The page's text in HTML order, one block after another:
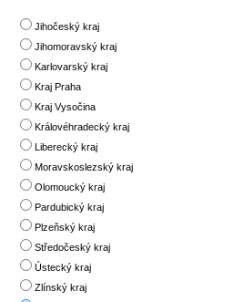
Jihočeský kraj
Jihomoravský kraj
Karlovarský kraj
Kraj Praha
Kraj Vysočina
Královéhradecký kraj
Liberecký kraj
Moravskoslezský kraj
Olomoucký kraj
Pardubický kraj
Plzeňský kraj
Středočeský kraj
Ústecký kraj
Zlínský kraj